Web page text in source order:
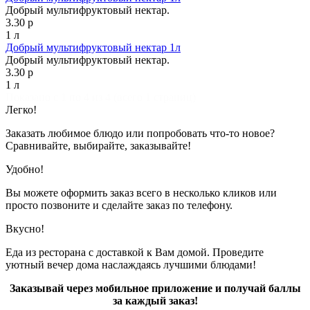
Добрый мультифруктовый нектар.
3.30 р
1 л
Добрый мультифруктовый нектар 1л
Добрый мультифруктовый нектар.
3.30 р
1 л
Легко!
Заказать любимое блюдо или попробовать что-то новое?
Сравнивайте, выбирайте, заказывайте!
Удобно!
Вы можете оформить заказ всего в несколько кликов или
просто позвоните и сделайте заказ по телефону.
Вкусно!
Еда из ресторана с доставкой к Вам домой. Проведите
уютный вечер дома наслаждаясь лучшими блюдами!
Заказывай через мобильное приложение и получай баллы
за каждый заказ!